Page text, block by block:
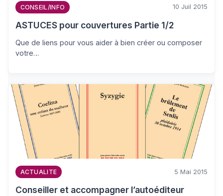
CONSEIL/INFO 10 Juil 2015
ASTUCES pour couvertures Partie 1/2
Que de liens pour vous aider à bien créer ou composer
votre…
ACTUALITE 5 Mai 2015
Conseiller et accompagner l’autoéditeur